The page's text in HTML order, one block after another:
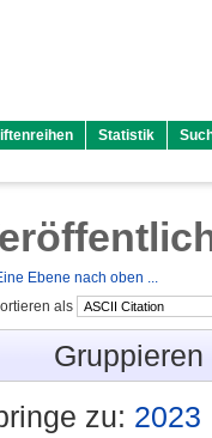
Statistik
Ebene nach oben ...
als
zu: 2023